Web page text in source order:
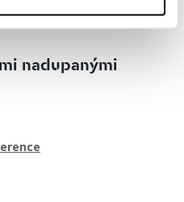
nadupanými